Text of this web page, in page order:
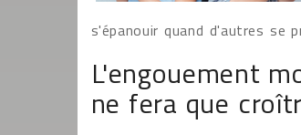
s'épanouir quand d'autres se
L'engouement
ne fera que